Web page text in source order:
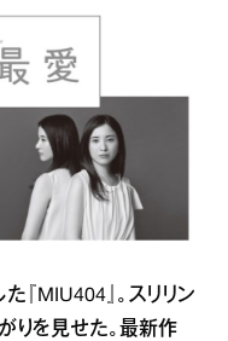
『MIU404』。スリリン
りを見せた。最新作